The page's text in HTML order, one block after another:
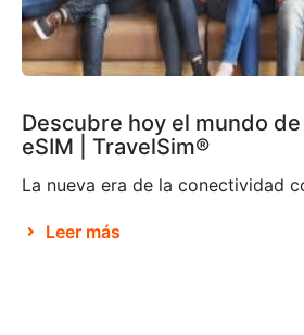
Descubre hoy el mundo
eSIM | TravelSim®
Leer más